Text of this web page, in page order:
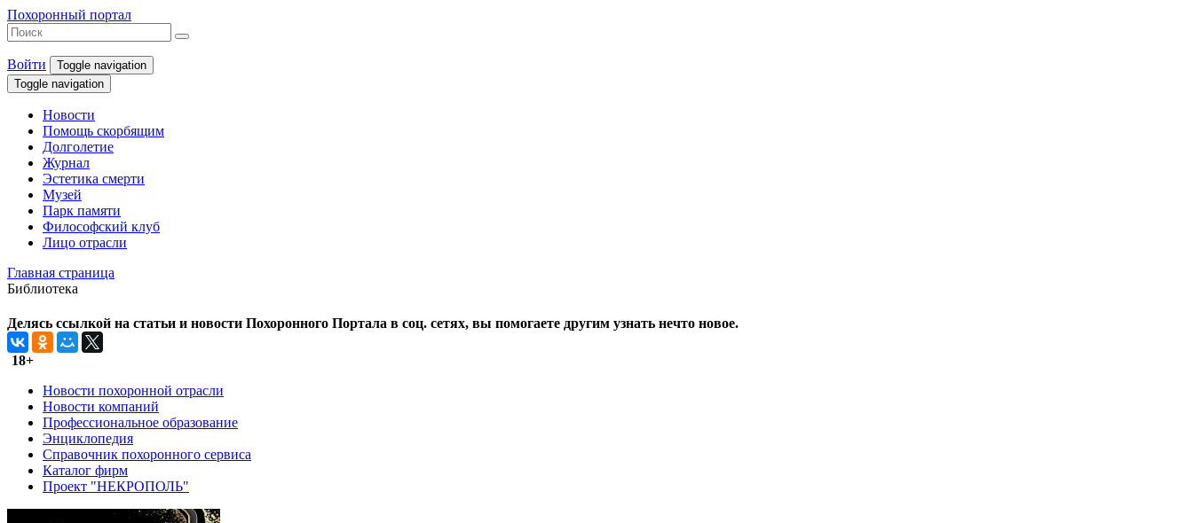
Похоронный портал
Войти
Toggle navigation
Toggle navigation
Новости
Помощь скорбящим
Долголетие
Журнал
Эстетика смерти
Музей
Парк памяти
Философский клуб
Лицо отрасли
Главная страница
Библиотека
Делясь ссылкой на статьи и новости Похоронного Портала в соц. сетях, вы помогаете другим узнать нечто новое.
18+
Новости похоронной отрасли
Новости компаний
Профессиональное образование
Энциклопедия
Справочник похоронного сервиса
Каталог фирм
Проект "НЕКРОПОЛЬ"